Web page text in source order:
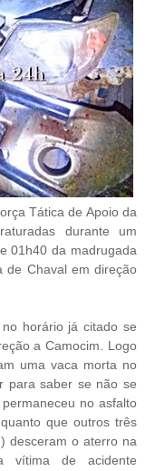
Tática de Apoio da
durante um
01h40 da madrugada
de Chaval em direção
horário já citado se
a Camocim. Logo
uma vaca morta no
para saber se não se
no asfalto
que outros três
desceram o aterro na
vítima de acidente